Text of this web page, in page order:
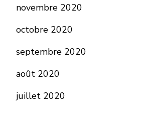
novembre 2020
octobre 2020
septembre 2020
août 2020
juillet 2020